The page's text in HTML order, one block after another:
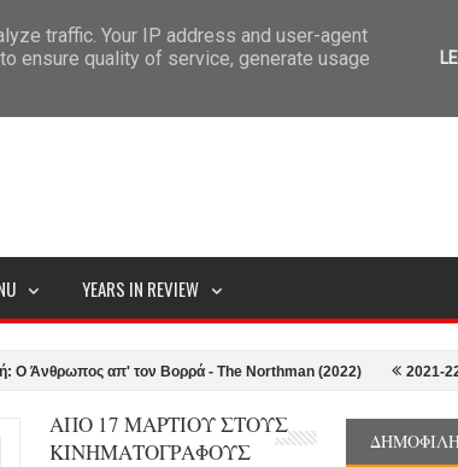
YEARS IN REVIEW
απ' τον Βορρά - The Northman (2022) 2021-22 in Review:
ΑΠΟ 17 ΜΑΡΤΙΟΥ ΣΤΟΥΣ
ΚΙΝΗΜΑΤΟΓΡΑΦΟΥΣ
traffic. Your IP address and user-agent
ensure quality of service, generate usage